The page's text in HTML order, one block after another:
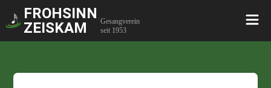
FROHSINN
ZEISKAM
Gesangverein
seit 1953